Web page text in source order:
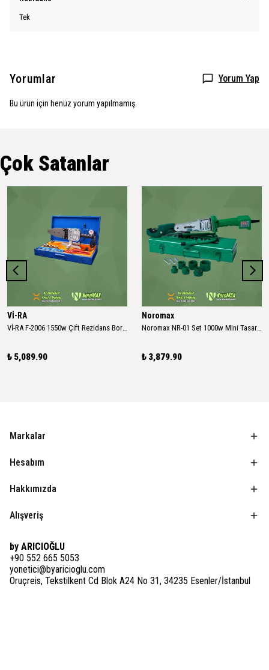
Tek
Yorumlar Yorum Yap
Bu ürün için henüz yorum yapılmamış.
Çok Satanlar
Vİ-RA
Vİ-RA F-2006 1550w Çift Rezidans Boru Kaynak Makinası Set
₺ 5,089.90
Noromax
Noromax NR-01 Set 1000w Mini Tasarım 340 Derece Dijital Boru Kaynak Makinası
₺ 3,879.90
Markalar
Hesabım
Hakkımızda
Alışveriş
by ARICIOĞLU
+90 552 665 5053
yonetici@byaricioglu.com
Oruçreis, Tekstilkent Cd Blok A24 No 31, 34235 Esenler/İstanbul